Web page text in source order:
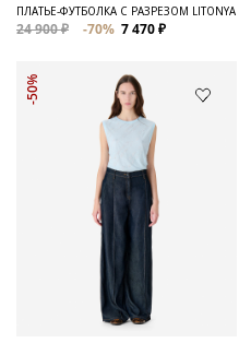
ПЛАТЬЕ-ФУТБОЛКА С РАЗРЕЗОМ LITONYA
24 900 ₽ -70% 7 470 ₽
-50%